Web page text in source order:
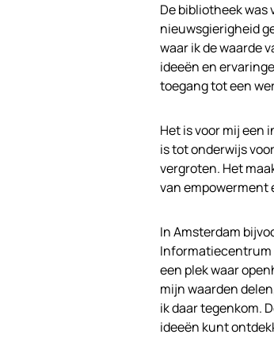
De bibliotheek was
nieuwsgierigheid
waar ik de waarde
ideeën en
toegang tot een
Het is voor mij een
is tot onderwijs
vergroten. Het
van empowerment
In Amsterdam
Informatiecentrum
een plek waar
mijn waarden
ik daar tegenkom.
ideeën kunt